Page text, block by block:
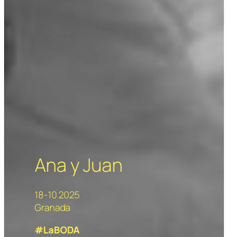
Ana y Juan
18-10 2025
Granada
#LaBODA